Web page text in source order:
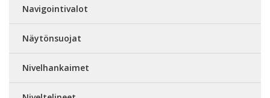
Navigointivalot
Näytönsuojat
Nivelhankaimet